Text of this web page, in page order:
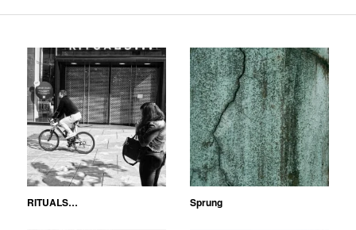
RITUALS… Sprung